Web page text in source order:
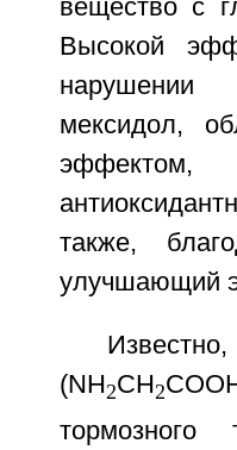
вещество с
Высокой
нарушении
мексидол,
эффектом,
также,
улучшающий
(NH2CH2
тормозного